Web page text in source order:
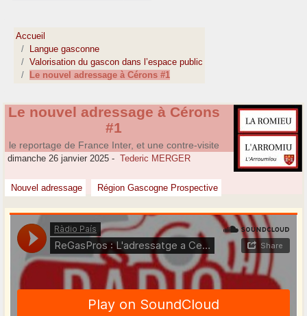
Accueil
Langue gasconne
Valorisation du gascon dans l’espace public
Le nouvel adressage à Cérons #1
Le nouvel adressage à Cérons
#1
le reportage de France Inter, et une contre-visite
dimanche 26 janvier 2025 - Tederic MERGER
Nouvel adressage Région Gascogne Prospective